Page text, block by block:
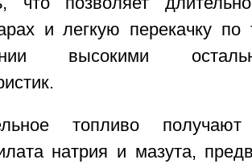
и легкую перекачку
высокими
топливо
натрия и мазута,